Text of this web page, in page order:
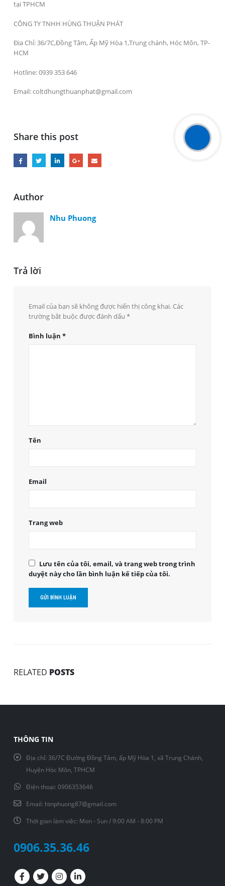
tại TPHCM
CÔNG TY TNHH HÙNG THUẬN PHÁT
Địa Chỉ: 36/7C,Đồng Tâm, Ấp Mỹ Hòa 1,Trung chánh, Hóc Môn, TP-
HCM
Hotline: 0939 353 646
Email: coltdhungthuanphat@gmail.com
Share this post
Author
Nhu Phuong
Trả lời
Email của bạn sẽ không được hiển thị công khai.Các
trường bắt buộc được đánh dấu *
Bình luận *
Tên
Email
Trang web
Lưu tên của tôi, email, và trang web trong trình
duyệt này cho lần bình luận kế tiếp của tôi.
RELATED POSTS
THÔNG TIN
Địa chỉ: 36/7C Đường Đồng Tâm, ấp Mỹ Hòa 1, xã Trung Chánh,
Huyện Hóc Môn, TPHCM
Điện thoại: 0906353646
Email: htnphuong87@gmail.com
Thời gian làm việc: Mon - Sun / 9:00 AM - 8:00 PM
0906.35.36.46